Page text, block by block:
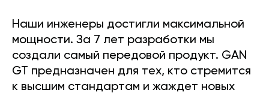
Наши инженеры достигли максимальной
мощности. За 7 лет разработки мы
создали самый передовой продукт. GAN
GT предназначен для тех, кто стремится
к высшим стандартам и жаждет новых